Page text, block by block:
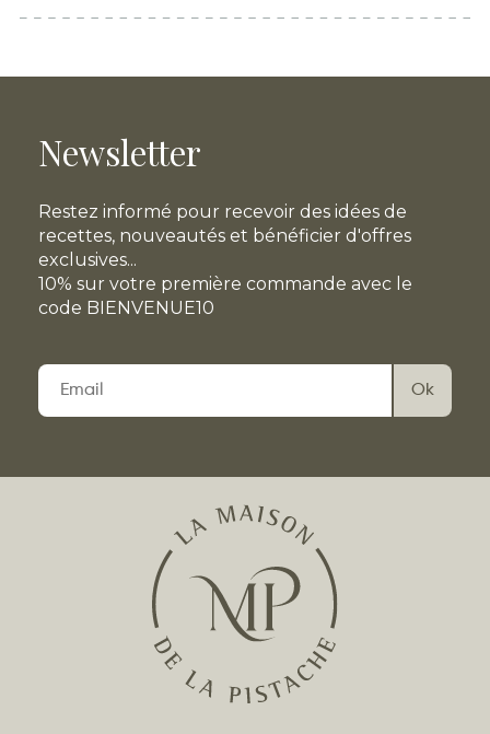
Newsletter
Restez informé pour recevoir des idées de
recettes, nouveautés et bénéficier d'offres
exclusives...
10% sur votre première commande avec le
code BIENVENUE10
Veuillez
laisser